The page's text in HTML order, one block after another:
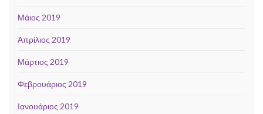
Μάιος 2019
Απρίλιος 2019
Μάρτιος 2019
Φεβρουάριος 2019
Ιανουάριος 2019